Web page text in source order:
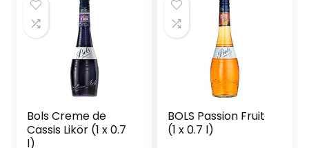
Bols Creme de
Cassis Likör (1 x 0.7
l)
BOLS Passion Fruit
(1 x 0.7 l)